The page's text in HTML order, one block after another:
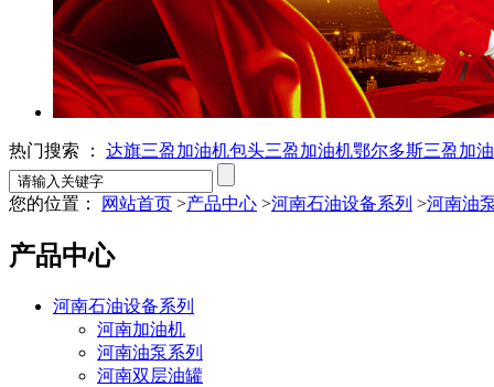
热门搜索 ： 达旗三盈加油机包头三盈加油机鄂尔多斯三盈加
您的位置： 网站首页 >产品中心 >河南石油设备系列 >河南油
产品中心
河南石油设备系列
河南加油机
河南油泵系列
河南双层油罐